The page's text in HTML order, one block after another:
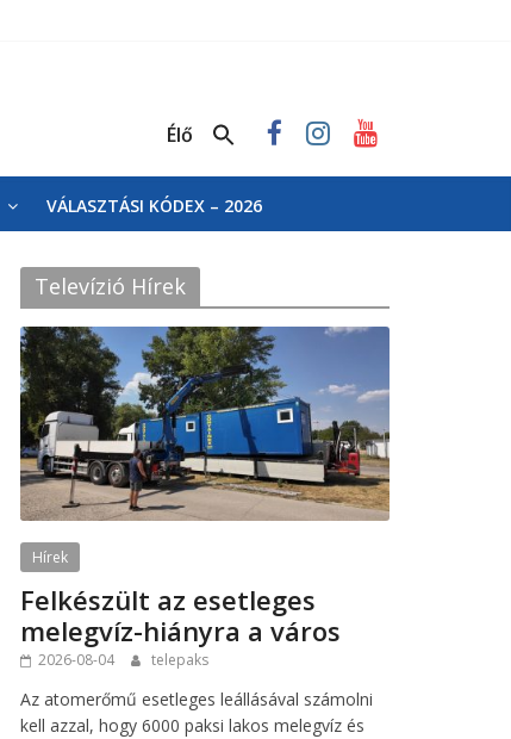
Élő
VÁLASZTÁSI KÓDEX – 2026
Televízió Hírek
Hírek
Felkészült az esetleges
melegvíz-hiányra a város
2026-08-04 telepaks
Az atomerőmű esetleges leállásával számolni
kell azzal, hogy 6000 paksi lakos melegvíz és